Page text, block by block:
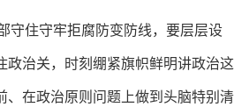
住守牢拒腐防变防线，要层层设
政治关，时刻绷紧旗帜鲜明讲政治这
、在政治原则问题上做到头脑特别清